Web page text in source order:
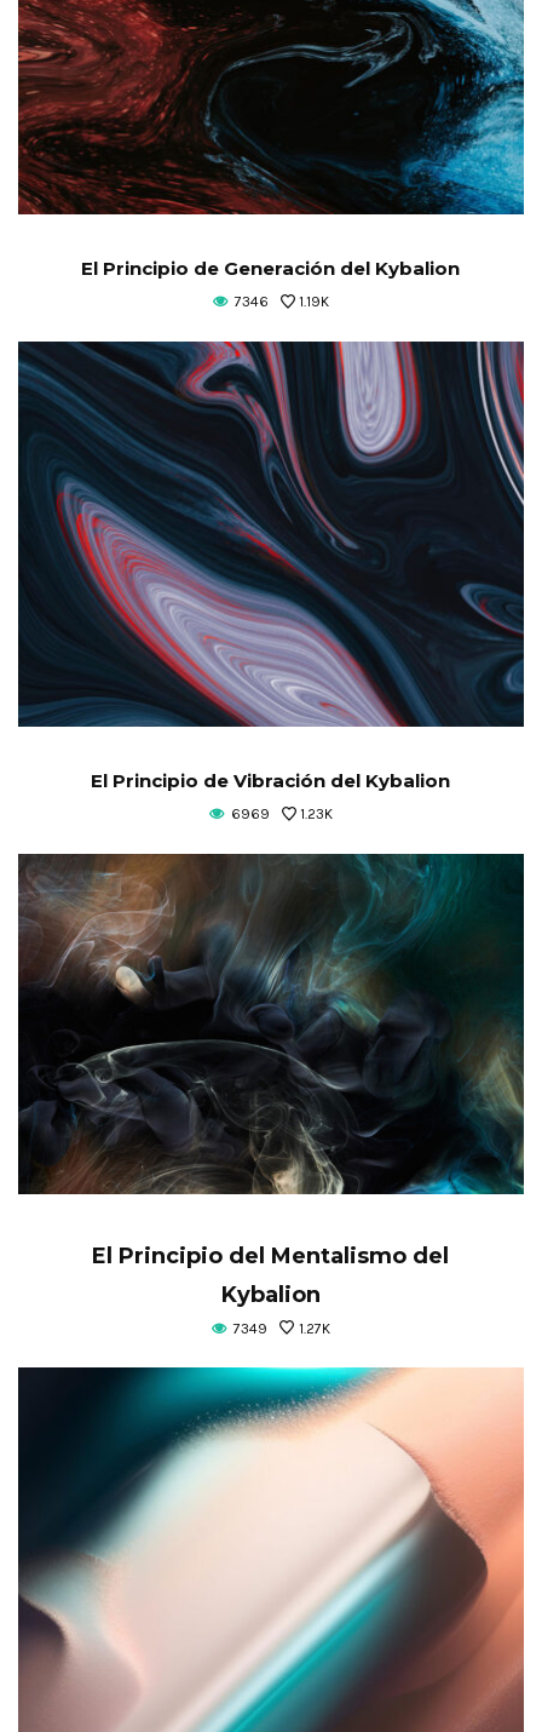
El Principio de Generación del Kybalion
7346 1.19K
El Principio de Vibración del Kybalion
6969 1.23K
El Principio del Mentalismo del
Kybalion
7349 1.27K